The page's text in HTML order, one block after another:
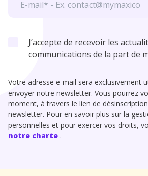
J’accepte de recevoir les
communications de la part de
Votre adresse e-mail sera exclusivement
envoyer notre newsletter. Vous pourrez
moment, à travers le lien de
newsletter. Pour en savoir plus sur la
personnelles et pour exercer vos droits,
notre charte .